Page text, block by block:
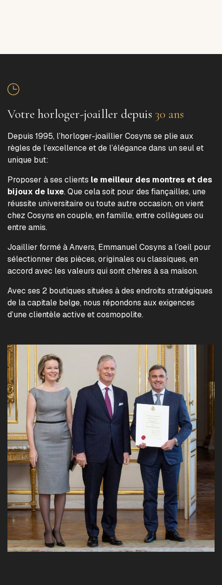
Votre horloger-joailler depuis 30 ans
Depuis 1995, l’horloger-joaillier Cosyns se plie aux
règles de l’excellence et de l’élégance dans un seul et
unique but:
Proposer à ses clients le meilleur des montres et des
bijoux de luxe. Que cela soit pour des fiançailles, une
réussite universitaire ou toute autre occasion, on vient
chez Cosyns en couple, en famille, entre collègues ou
entre amis.
Joaillier formé à Anvers, Emmanuel Cosyns a l’oeil pour
sélectionner des pièces, originales ou classiques, en
accord avec les valeurs qui sont chères à sa maison.
Avec ses 2 boutiques situées à des endroits stratégiques
de la capitale belge, nous répondons aux exigences
d’une clientèle active et cosmopolite.